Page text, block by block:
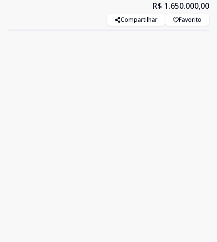
R$ 1.650.000,00
Compartilhar Favorito